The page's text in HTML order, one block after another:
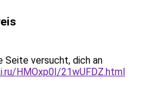
Seite versucht, dich an
HMOxp0I/21wUFDZ.html